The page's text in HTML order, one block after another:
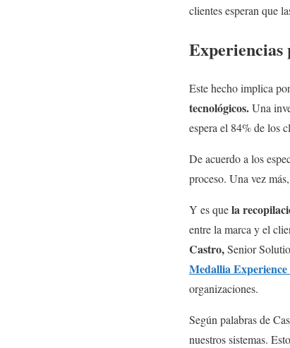
clientes esperan que
Experiencias
Este hecho implica
tecnológicos.Una
espera el 84% de los
De acuerdo a los
proceso. Una vez
Y es quela
entre la marca y el
Castro,Senior
Medallia
organizaciones.
Según palabras de
nuestros sistemas.